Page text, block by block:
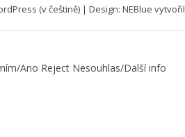
(v češtině) | Design: NEBlue vytvořil
Ano Reject Nesouhlas/Další info